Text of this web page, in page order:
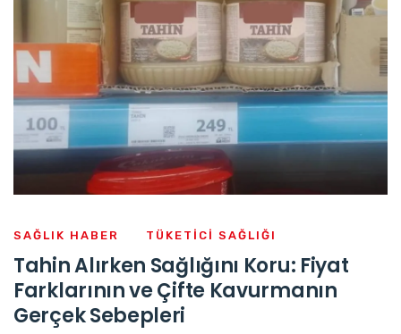
SAĞLIK HABER TÜKETICI SAĞLIĞI
Tahin Alırken Sağlığını Koru: Fiyat
Farklarının ve Çifte Kavurmanın
Gerçek Sebepleri